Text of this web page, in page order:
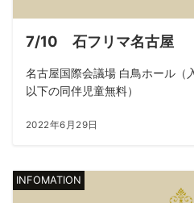
7/10 石フリマ名古屋
名古屋国際会議場 白鳥ホール（
以下の同伴児童無料）
2022年6月29日
INFOMATION